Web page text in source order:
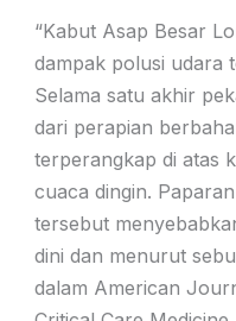
“Kabut Asap Besar
dampak polusi udara
Selama satu akhir
dari perapian
terperangkap di atas
cuaca dingin.
tersebut
dini dan menurut
dalam American